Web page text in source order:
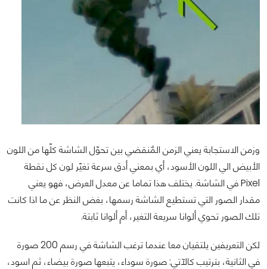
وزمن الاستجابة يعني الزمن المٌنقضي بين تحوّل الشاشة كلّها من اللون
الأبيض الي اللون الأسود، أي بمعني أدق سرعة تغيّر لون كل نقطة
Pixel في الشاشة. يختلف هذا تماما عن معدل العرض، فهو يعني
مقدار الصور التي تستطيع الشاشة رسمها، بغض النظر عن ما اذا كانت
تلك الصور تحوي ألوانا سريعة التغير، أم ألوانا ثابتة.
لكن التعريفين يلتقيان معا عندما ترغب الشاشة في رسم 200 صورة
في الثانية، بترتيب كالآتي: صورة سوداء، يتبعها صورة بيضاء، ثم اسود،